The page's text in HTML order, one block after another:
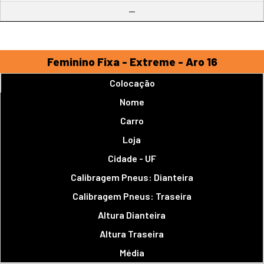
--
Feminino Fixa - Extreme - Aro 16
Colocação
Nome
Carro
Loja
Cidade - UF
Calibragem Pneus: Dianteira
Calibragem Pneus: Traseira
Altura Dianteira
Altura Traseira
Média